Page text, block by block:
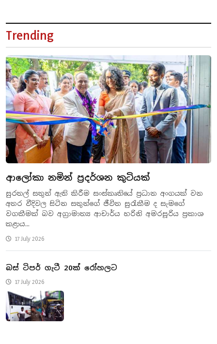
Trending
ආලෝකා නමින් ප්‍රදර්ශන කුටියක්
සුරතල් සතුන් ඇති කිරීම සංස්කෘතියේ ප්‍රධාන අංගයක් වන
අතර වීදිවල සිටින සතුන්ගේ ජීවිත සුරැකීම ද සැමගේ
වගකීමක් බව අග්‍රාමාත්‍ය ආචාර්ය හරිනි අමරසූරිය ප්‍රකාශ
කළාය...
17 July 2026
බස් ටිපර් ගැටී 20ක් රෝහලට
17 July 2026